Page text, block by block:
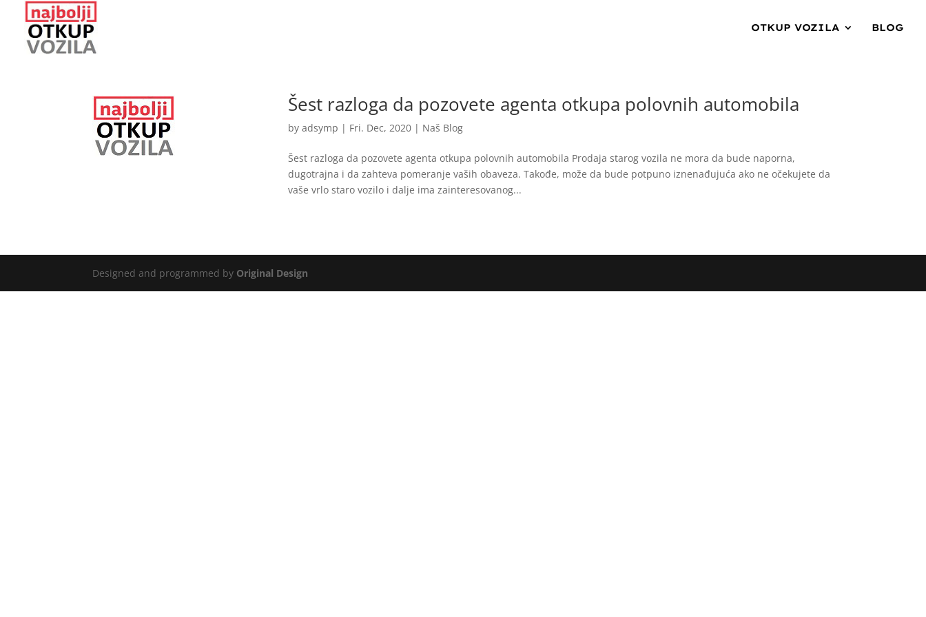
OTKUP VOZILA BLOG
Šest razloga da pozovete agenta otkupa polovnih automobila
by adsymp | Fri. Dec, 2020| Naš Blog
Šest razloga da pozovete agenta otkupa polovnih automobila Prodaja starog vozila ne mora da bude naporna,
dugotrajna i da zahteva pomeranje vaših obaveza. Takođe, može da bude potpuno iznenađujuća ako ne očekujete da
vaše vrlo staro vozilo i dalje ima zainteresovanog...
Designed and programmed by Original Design